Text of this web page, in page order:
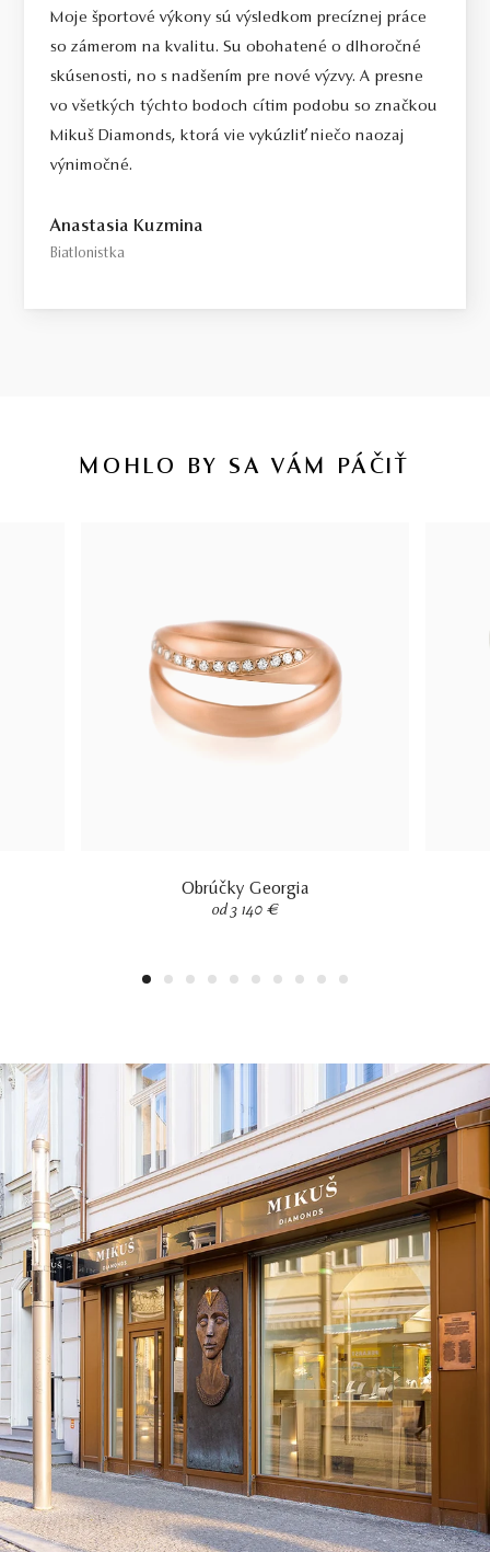
Moje športové výkony sú výsledkom precíznej práce
so zámerom na kvalitu. Su obohatené o dlhoročné
skúsenosti, no s nadšením pre nové výzvy. A presne
vo všetkých týchto bodoch cítim podobu so značkou
Mikuš Diamonds, ktorá vie vykúzliť niečo naozaj
výnimočné.
Anastasia Kuzmina
Biatlonistka
MOHLO BY SA VÁM PÁČIŤ
Obrúčky Georgia
od 3 140 €
1 2 3 4 5 6 7 8 9 10